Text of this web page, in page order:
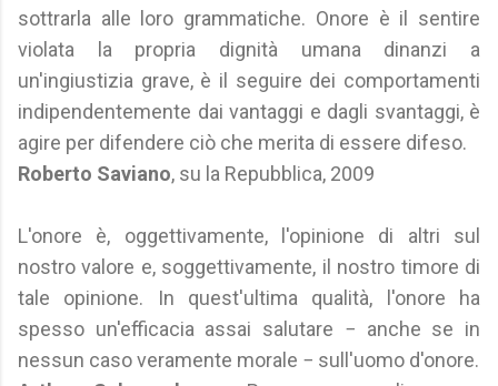
sottrarla alle loro grammatiche. Onore è il sentire
violata la propria dignità umana dinanzi a
un'ingiustizia grave, è il seguire dei comportamenti
indipendentemente dai vantaggi e dagli svantaggi, è
agire per difendere ciò che merita di essere difeso.
Roberto Saviano, su la Repubblica, 2009
L'onore è, oggettivamente, l'opinione di altri sul
nostro valore e, soggettivamente, il nostro timore di
tale opinione. In quest'ultima qualità, l'onore ha
spesso un'efficacia assai salutare − anche se in
nessun caso veramente morale − sull'uomo d'onore.